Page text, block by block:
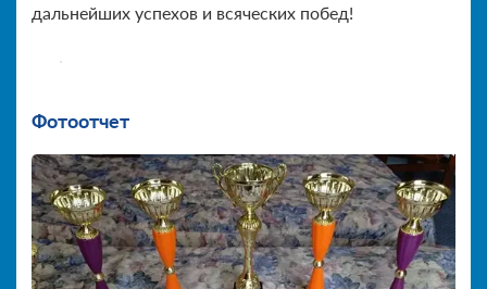
дальнейших успехов и всяческих побед!
Фотоотчет